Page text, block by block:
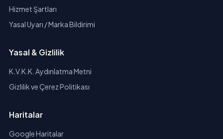
Hizmet Şartları
Yasal Uyarı / Marka Bildirimi
Yasal & Gizlilik
K.V.K.K. Aydınlatma Metni
Gizlilik ve Çerez Politikası
Haritalar
Google Haritalar